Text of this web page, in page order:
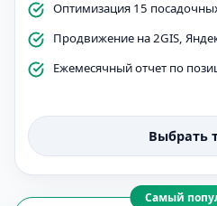
Оптимизация 15
Продвижение на 2GIS,
Ежемесячный отчет по
Выбрать
Самый